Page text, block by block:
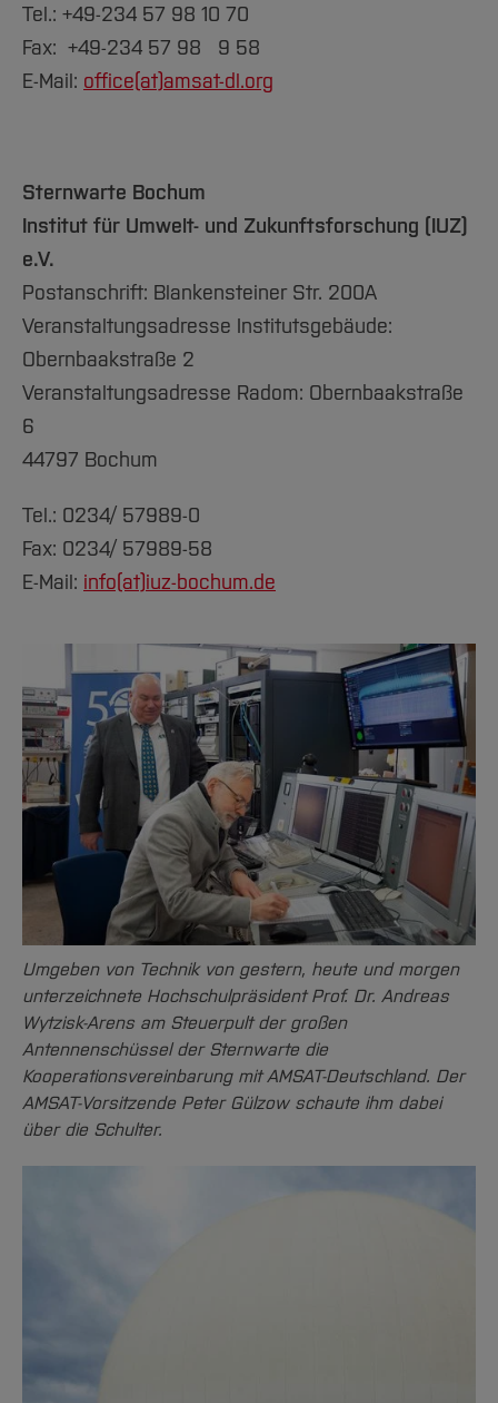
Tel.: +49-234 57 98 10 70
Fax: +49-234 57 98 9 58
E-Mail: office(at)amsat-dl.org
Sternwarte Bochum
Institut für Umwelt- und Zukunftsforschung (IUZ)
e.V.
Postanschrift: Blankensteiner Str. 200A
Veranstaltungsadresse Institutsgebäude:
Obernbaakstraße 2
Veranstaltungsadresse Radom: Obernbaakstraße
6
44797 Bochum
Tel.: 0234/ 57989-0
Fax: 0234/ 57989-58
E-Mail: info(at)iuz-bochum.de
Umgeben von Technik von gestern, heute und morgen
unterzeichnete Hochschulpräsident Prof. Dr. Andreas
Wytzisk-Arens am Steuerpult der großen
Antennenschüssel der Sternwarte die
Kooperationsvereinbarung mit AMSAT-Deutschland. Der
AMSAT-Vorsitzende Peter Gülzow schaute ihm dabei
über die Schulter.